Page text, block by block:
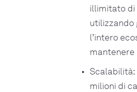
illimitato di
utilizzando
l’intero
mantenere
Scalabilità:
milioni di